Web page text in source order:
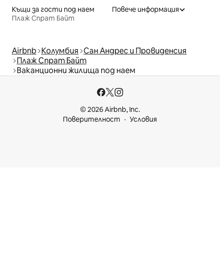
Къщи за гости под наем
Плаж Спрат Байт
Повече информация
Airbnb Колумбия Сан Андрес и Провиденсия
Плаж Спрат Байт
Ваканционни жилища под наем
© 2026 Airbnb, Inc.
Поверителност
Условия